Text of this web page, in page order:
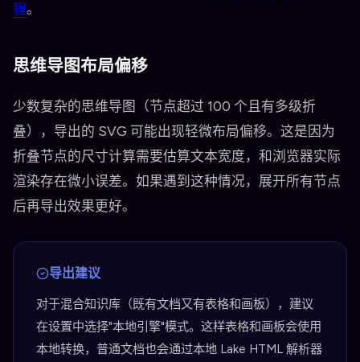
程。
思维导图布局偏移
少数复杂的思维导图（节点超过 100 个且有多级折
叠），导出的 SVG 可能出现轻微布局偏移。这是因为
折叠节点的尺寸计算需要估算文本宽度，和浏览器实际
渲染存在微小误差。如果遇到这种情况，展开所有节点
后再导出效果更好。
导出建议
对于混合知识库（既有文档又有表格和画板），建议
在设置中选择"本地引擎"模式。这样表格和画板会使用
本地转换，普通文档也会通过本地 Lake HTML 解析器